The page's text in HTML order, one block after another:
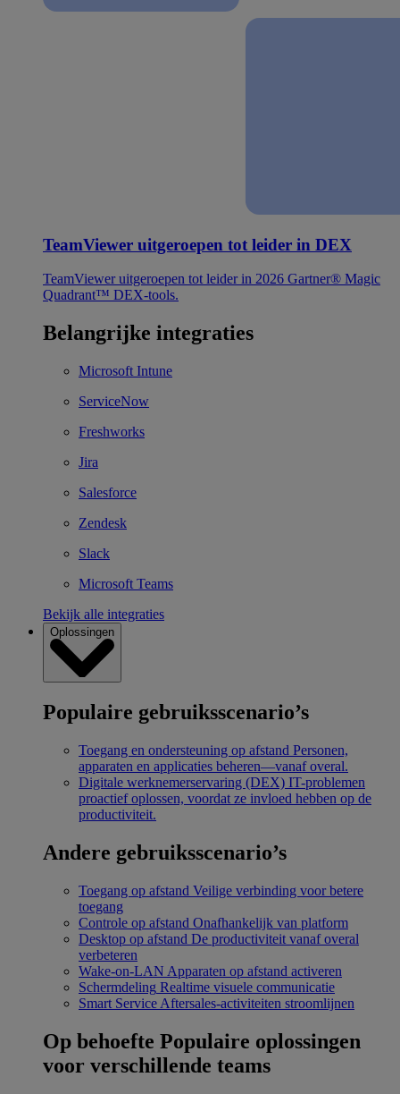
TeamViewer uitgeroepen tot leider in DEX
TeamViewer uitgeroepen tot leider in 2026 Gartner® Magic
Quadrant™ DEX-tools.
Belangrijke integraties
Microsoft Intune
ServiceNow
Freshworks
Jira
Salesforce
Zendesk
Slack
Microsoft Teams
Bekijk alle integraties
Oplossingen
Populaire gebruiksscenario’s
Toegang en ondersteuning op afstand Personen,
apparaten en applicaties beheren—vanaf overal.
Digitale werknemerservaring (DEX) IT-problemen
proactief oplossen, voordat ze invloed hebben op de
productiviteit.
Andere gebruiksscenario’s
Toegang op afstand Veilige verbinding voor betere
toegang
Controle op afstand Onafhankelijk van platform
Desktop op afstand De productiviteit vanaf overal
verbeteren
Wake-on-LAN Apparaten op afstand activeren
Schermdeling Realtime visuele communicatie
Smart Service Aftersales-activiteiten stroomlijnen
Op behoefte Populaire oplossingen
voor verschillende teams